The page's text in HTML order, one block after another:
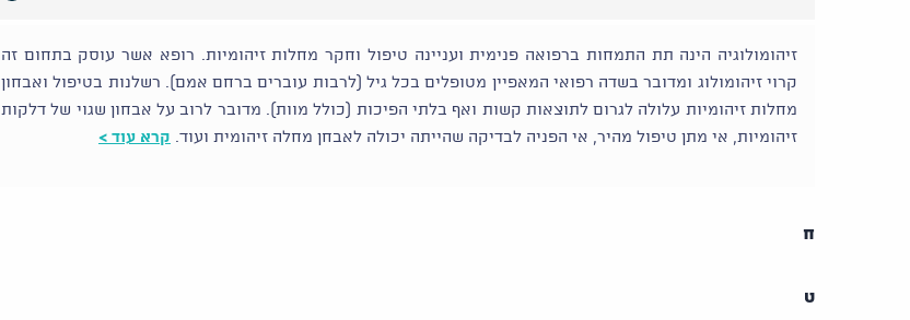
זיהומולוגיה הינה תת התמחות ברפואה פנימית ועניינה טיפול וחקר מחלות זיהומיות. רופא אשר עוסק בתחום זה
קרוי זיהומולוג ומדובר בשדה רפואי המאפיין מטופלים בכל גיל (לרבות עוברים ברחם אמם). רשלנות בטיפול ואבחון
מחלות זיהומיות עלולה לגרום לתוצאות קשות ואף בלתי הפיכות (כולל מוות). מדובר לרוב על אבחון שגוי של דלקות
זיהומיות, אי מתן טיפול מהיר, אי הפניה לבדיקה שהייתה יכולה לאבחן מחלה זיהומית ועוד. קרא עוד >
ח
ט